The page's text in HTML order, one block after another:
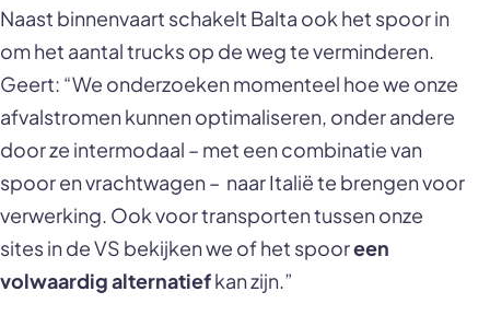
Naast binnenvaart schakelt Balta ook het spoor in
om het aantal trucks op de weg te verminderen.
Geert: “We onderzoeken momenteel hoe we onze
afvalstromen kunnen optimaliseren, onder andere
door ze intermodaal – met een combinatie van
spoor en vrachtwagen – naar Italië te brengen voor
verwerking. Ook voor transporten tussen onze
sites in de VS bekijken we of het spooreen
volwaardig alternatiefkan zijn.”